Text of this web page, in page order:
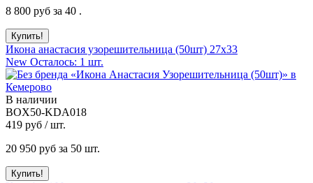
8 800 руб за 40 .
Икона анастасия узорешительница (50шт) 27x33
New Осталось: 1 шт.
В наличии
BOX50-KDA018
419 руб / шт.
20 950 руб за 50 шт.